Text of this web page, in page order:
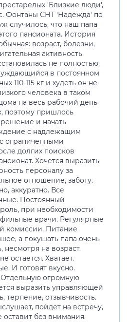
'Близкие люди',
Фонтаны СНТ 'Надежда' по
случилось, что наш папа
пансионата. История
возраст, болезни,
активность
не полностью,
в постоянном
110-115 кг и худеть он не
человека в таком
на весь рабочий день
поэтому пришлось
и начать
с надлежащим
ограниченными
долгих поисков
Хочется выразить
персоналу за
отношение, заботу.
аккуратно. Все
Постоянный
при необходимости
врачи. Регулярные
комиссии. Питание
а покушать папа очень
на возраст.
остается. Хватает.
И готовят вкусно.
огромную
выразить управляющей
терпение, отзывчивость.
пойдет на встречу,
оставит без внимания.